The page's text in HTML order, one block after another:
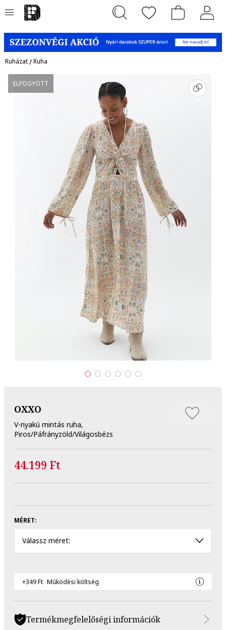
Ruházat/Ruha
ELFOGYOTT
OXXO
V-nyakú mintás ruha,
Piros/Páfrányzöld/Világosbézs
44.199 Ft
MÉRET:
Válassz méret:
+349 Ft Működési költség
Termékmegfelelőségi információk